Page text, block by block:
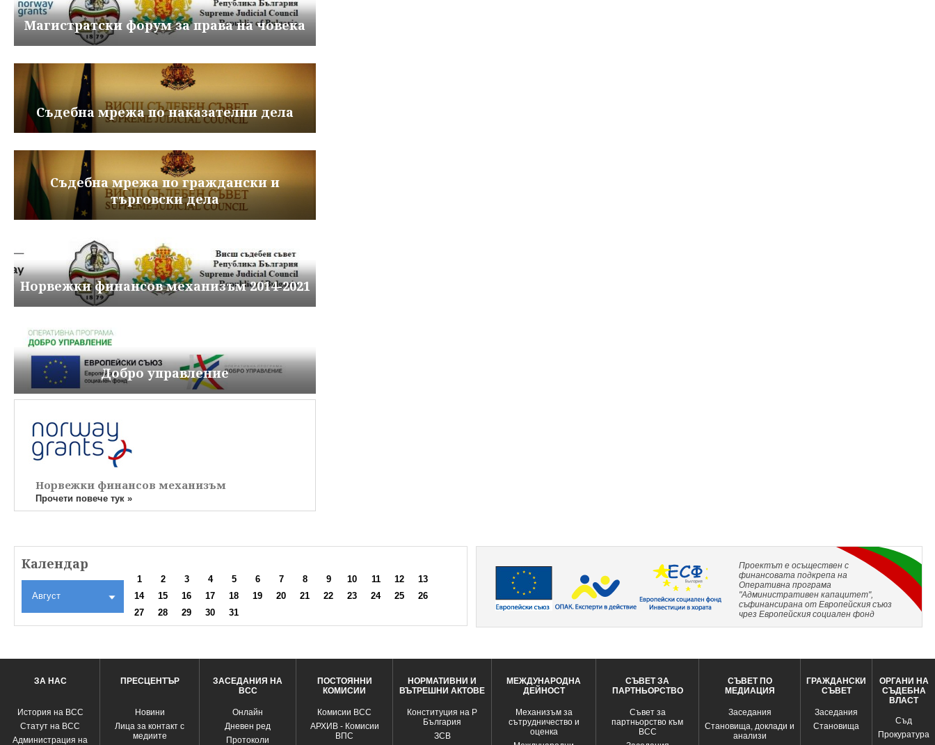
Магистратски форум за права на човека
Съдебна мрежа по наказателни дела
Съдебна мрежа по граждански и
търговски дела
Норвежки финансов механизъм 2014-2021
Добро управление
Норвежки финансов механизъм
Прочети повече тук »
Календар
Август
1 2 3 4 5 6 7 8 9 10 11 12
13
14
15 16 17 18 19 20 21 22 23 24 25
26
27
28 29 30 31
Проектът е осъществен с
финансовата подкрепа на
Оперативна програма
"Административен капацитет",
съфинансирана от Европейския съюз
чрез Европейския социален фонд
ЗА НАС
История на ВСС
Статут на ВСС
Администрация на
ПРЕСЦЕНТЪР
Новини
Лица за контакт с
медиите
ЗАСЕДАНИЯ НА
ВСС
Oнлайн
Дневен ред
Протоколи
ПОСТОЯННИ
КОМИСИИ
Комисии ВСС
АРХИВ - Комисии
ВПС
НОРМАТИВНИ И
ВЪТРЕШНИ АКТОВЕ
Конституция на Р
България
ЗСВ
МЕЖДУНАРОДНА
ДЕЙНОСТ
Механизъм за
сътрудничество и
оценка
СЪВЕТ ЗА
ПАРТНЬОРСТВО
Съвет за
партньорство към
ВСС
СЪВЕТ ПО
МЕДИАЦИЯ
Заседания
Становища, доклади и
анализи
ГРАЖДАНСКИ
СЪВЕТ
Заседания
Становища
ОРГАНИ НА
СЪДЕБНА
ВЛАСТ
Съд
Прокуратура